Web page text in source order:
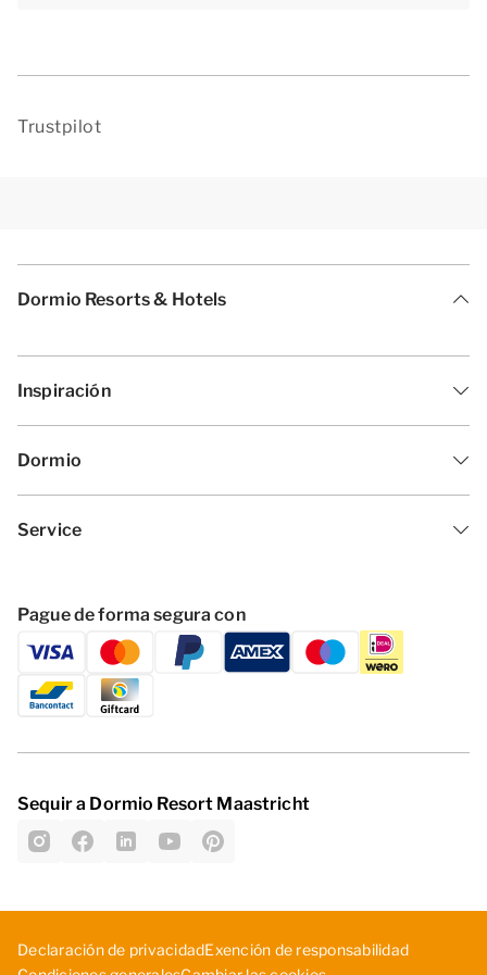
Trustpilot
Dormio Resorts & Hotels
Inspiración
Dormio
Service
Pague de forma segura con
Sequir a Dormio Resort Maastricht
D­ecl­ara­ció­n d­e p­riv­aci­dadExe­nci­ón ­de ­res­pon­sab­ili­dad